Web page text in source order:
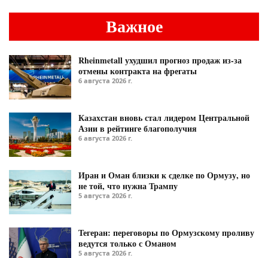
Важное
Rheinmetall ухудшил прогноз продаж из-за
отмены контракта на фрегаты
6 августа 2026 г.
Казахстан вновь стал лидером Центральной
Азии в рейтинге благополучия
6 августа 2026 г.
Иран и Оман близки к сделке по Ормузу, но
не той, что нужна Трампу
5 августа 2026 г.
Тегеран: переговоры по Ормузскому проливу
ведутся только с Оманом
5 августа 2026 г.